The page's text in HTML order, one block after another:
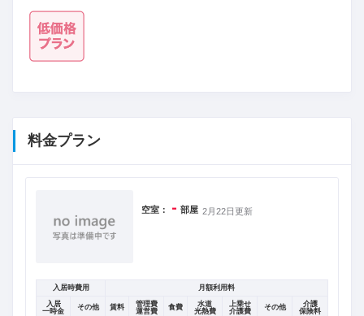
料金プラン
2月22日更新
空室： - 部屋
入居時費用
月額利用料
入居
一時金
その他 賃料
管理費
運営費
食費
水道
光熱費
上乗せ
介護費
その他
介護
保険料